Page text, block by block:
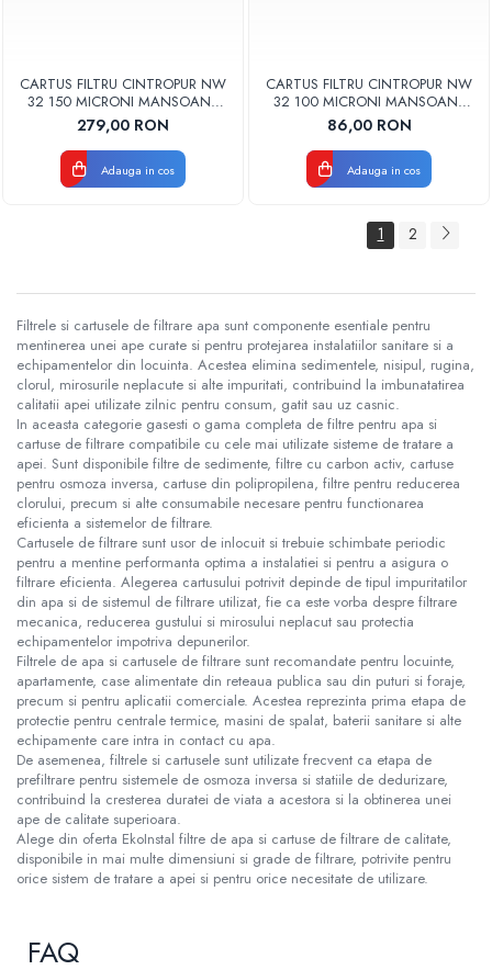
CARTUS FILTRU CINTROPUR NW
32 150 MICRONI MANSOANE
FILTRARE SET 5BUC
279,00 RON
Adauga in cos
CARTUS FILTRU CINTROPUR NW
32 100 MICRONI MANSOANE
FILTRARE SET 5bucata
86,00 RON
Adauga in cos
1 2
Filtrele si cartusele de filtrare apa sunt componente esentiale pentru
mentinerea unei ape curate si pentru protejarea instalatiilor sanitare si a
echipamentelor din locuinta. Acestea elimina sedimentele, nisipul, rugina,
clorul, mirosurile neplacute si alte impuritati, contribuind la imbunatatirea
calitatii apei utilizate zilnic pentru consum, gatit sau uz casnic.
In aceasta categorie gasesti o gama completa de filtre pentru apa si
cartuse de filtrare compatibile cu cele mai utilizate sisteme de tratare a
apei. Sunt disponibile filtre de sedimente, filtre cu carbon activ, cartuse
pentru osmoza inversa, cartuse din polipropilena, filtre pentru reducerea
clorului, precum si alte consumabile necesare pentru functionarea
eficienta a sistemelor de filtrare.
Cartusele de filtrare sunt usor de inlocuit si trebuie schimbate periodic
pentru a mentine performanta optima a instalatiei si pentru a asigura o
filtrare eficienta. Alegerea cartusului potrivit depinde de tipul impuritatilor
din apa si de sistemul de filtrare utilizat, fie ca este vorba despre filtrare
mecanica, reducerea gustului si mirosului neplacut sau protectia
echipamentelor impotriva depunerilor.
Filtrele de apa si cartusele de filtrare sunt recomandate pentru locuinte,
apartamente, case alimentate din reteaua publica sau din puturi si foraje,
precum si pentru aplicatii comerciale. Acestea reprezinta prima etapa de
protectie pentru centrale termice, masini de spalat, baterii sanitare si alte
echipamente care intra in contact cu apa.
De asemenea, filtrele si cartusele sunt utilizate frecvent ca etapa de
prefiltrare pentru sistemele de osmoza inversa si statiile de dedurizare,
contribuind la cresterea duratei de viata a acestora si la obtinerea unei
ape de calitate superioara.
Alege din oferta EkoInstal filtre de apa si cartuse de filtrare de calitate,
disponibile in mai multe dimensiuni si grade de filtrare, potrivite pentru
orice sistem de tratare a apei si pentru orice necesitate de utilizare.
FAQ